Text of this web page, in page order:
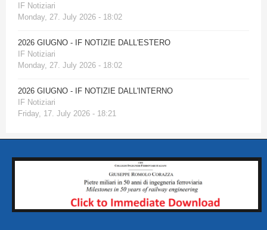
IF Notiziari
Monday, 27. July 2026 - 18:02
2026 GIUGNO - IF NOTIZIE DALL'ESTERO
IF Notiziari
Monday, 27. July 2026 - 18:02
2026 GIUGNO - IF NOTIZIE DALL'INTERNO
IF Notiziari
Friday, 17. July 2026 - 18:21